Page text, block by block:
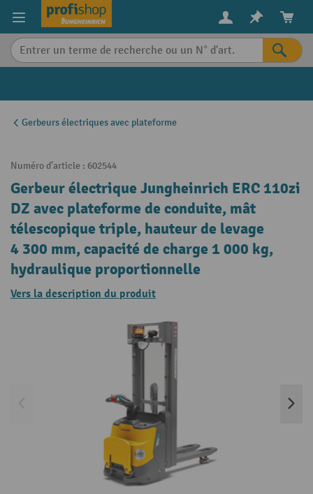
content
Gerbeurs électriques avec plateforme
Numéro d'article : 602544
Gerbeur électrique Jungheinrich ERC 110zi
DZ avec plateforme de conduite, mât
télescopique triple, hauteur de levage
4 300 mm, capacité de charge 1 000 kg,
hydraulique proportionnelle
Vers la description du produit